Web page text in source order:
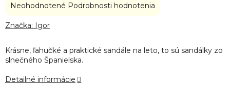
Krásne, ľahučké a praktické sandále na leto, to sú sandálky zo
slnečného Španielska.
Detailné informácie
Priemerné
produktu
z
5
Neohodnotené Podrobnosti hodnotenia
Značka: Igor